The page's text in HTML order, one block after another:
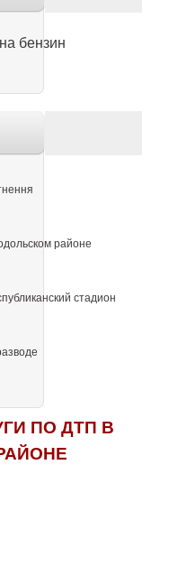
районе
стадион
ПО ДТП В